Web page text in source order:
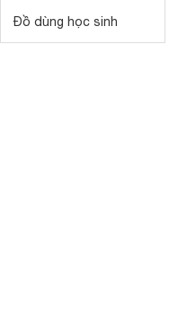
Đồ dùng học sinh